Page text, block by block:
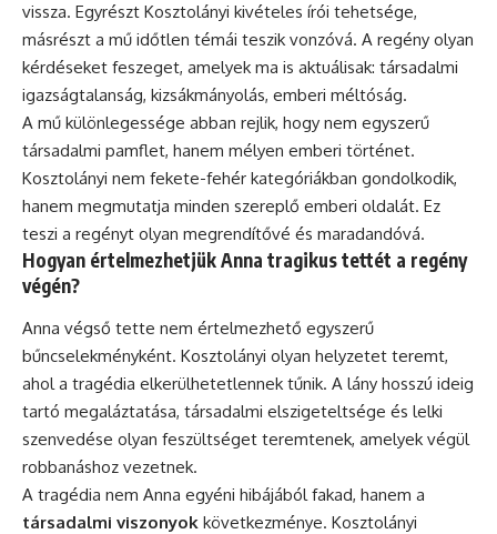
vissza. Egyrészt Kosztolányi kivételes írói tehetsége,
másrészt a mű időtlen témái teszik vonzóvá. A regény olyan
kérdéseket feszeget, amelyek ma is aktuálisak: társadalmi
igazságtalanság, kizsákmányolás, emberi méltóság.
A mű különlegessége abban rejlik, hogy nem egyszerű
társadalmi pamflet, hanem mélyen emberi történet.
Kosztolányi nem fekete-fehér kategóriákban gondolkodik,
hanem megmutatja minden szereplő emberi oldalát. Ez
teszi a regényt olyan megrendítővé és maradandóvá.
Hogyan értelmezhetjük Anna tragikus tettét a regény
végén?
Anna végső tette nem értelmezhető egyszerű
bűncselekményként. Kosztolányi olyan helyzetet teremt,
ahol a tragédia elkerülhetetlennek tűnik. A lány hosszú ideig
tartó megaláztatása, társadalmi elszigeteltsége és lelki
szenvedése olyan feszültséget teremtenek, amelyek végül
robbanáshoz vezetnek.
A tragédia nem Anna egyéni hibájából fakad, hanem a
társadalmi viszonyok következménye. Kosztolányi